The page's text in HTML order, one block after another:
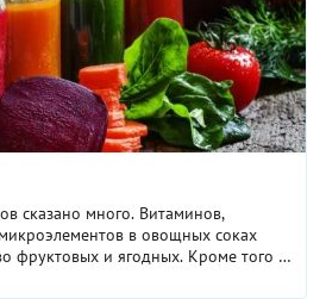
сказано много. Витаминов,
в овощных соках
фруктовых и ягодных. Кроме того в
вода – самое ...